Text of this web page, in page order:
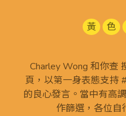
黃 色
Charley Wong 和你查
頁，以第一身表態支持
的良心發言。當中有高
作篩選，各位自